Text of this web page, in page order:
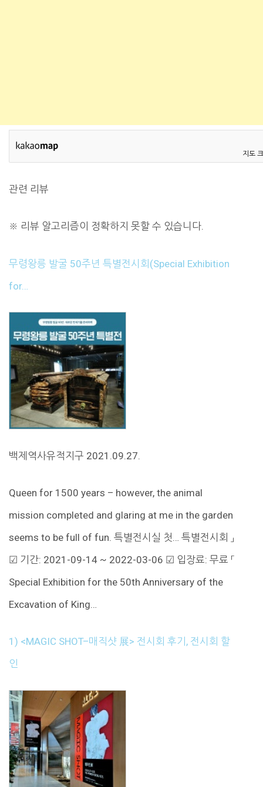
지도
관련 리뷰
※ 리뷰 알고리즘이 정확하지 못할 수 있습니다.
무령왕릉 발굴 50주년 특별전시회(Special Exhibition
for…
백제역사유적지구 2021.09.27.
Queen for 1500 years – however, the animal
mission completed and glaring at me in the garden
seems to be full of fun. 특별전시실 첫… 특별전시회 」
☑ 기간: 2021-09-14 ~ 2022-03-06 ☑ 입장료: 무료 「
Special Exhibition for the 50th Anniversary of the
Excavation of King…
1) <MAGIC SHOT–매직샷 展> 전시회 후기, 전시회 할
인